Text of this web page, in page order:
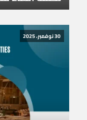
30 نوفمبر، 2025